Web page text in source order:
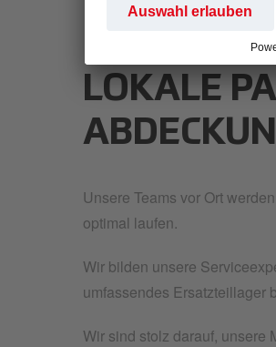
LOKALE
Unsere Teams vor Ort
optimal laufen.
Wir bilden unsere
umfassendes Ersatzteillager
Wir sind stolz darauf, unsere